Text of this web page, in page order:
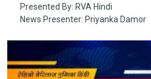
Presented By: RVA Hindi
News Presenter: Priyanka Damor